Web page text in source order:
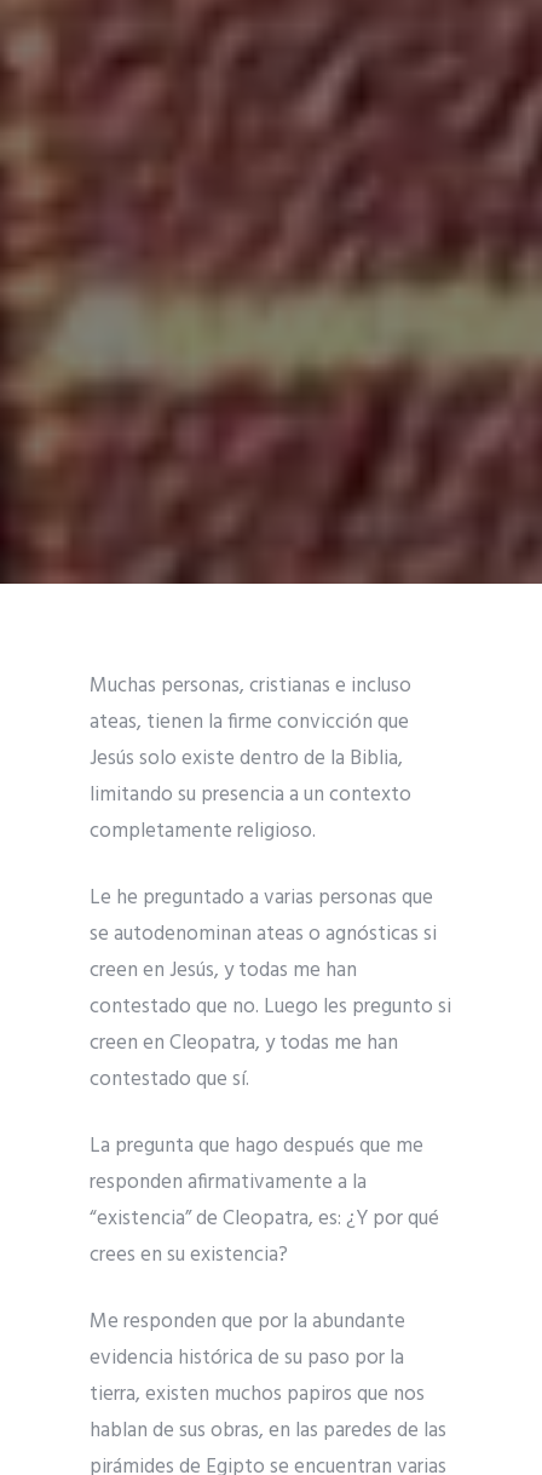
Muchas personas, cristianas e incluso
ateas, tienen la firme convicción que
Jesús solo existe dentro de la Biblia,
limitando su presencia a un contexto
completamente religioso.
Le he preguntado a varias personas que
se autodenominan ateas o agnósticas si
creen en Jesús, y todas me han
contestado que no. Luego les pregunto si
creen en Cleopatra, y todas me han
contestado que sí.
La pregunta que hago después que me
responden afirmativamente a la
“existencia” de Cleopatra, es: ¿Y por qué
crees en su existencia?
Me responden que por la abundante
evidencia histórica de su paso por la
tierra, existen muchos papiros que nos
hablan de sus obras, en las paredes de las
pirámides de Egipto se encuentran varias